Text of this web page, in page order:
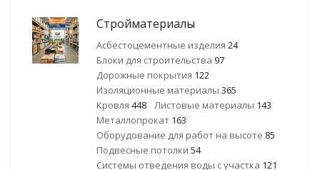
Стройматериалы
Асбестоцементные изделия 24
Блоки для строительства 97
Дорожные покрытия 122
Изоляционные материалы 365
Кровля 448 Листовые материалы 143
Металлопрокат 163
Оборудование для работ на высоте 85
Подвесные потолки 54
Системы отведения воды с участка 121